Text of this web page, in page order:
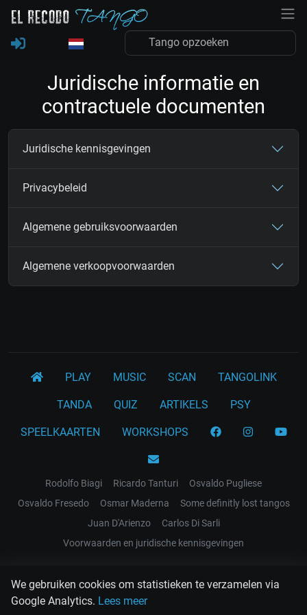
We gebruiken cookies om statistieken te verzamelen via
Google Analytics. Lees meer
Juridische informatie en
contractuele documenten
Juridische kennisgevingen
Privacybeleid
Algemene gebruiksvoorwaarden
Algemene verkoopvoorwaarden
PLAY MUSIC SCAN TANGOLINK
TANDA QUIZ ARTIKELS PSY
SPEELKAARTEN WORKSHOPS
Rodolfo Biagi Ricardo Tanturi
Osvaldo Pugliese
Osvaldo Fresedo
Osmar Maderna
Some definitly lost tangos
Juan D'Arienzo
Carlos Di Sarli
Voorwaarden en juridische kennisgevingen
EL RECODO TANGO
Design Web: Gregory DIAZ